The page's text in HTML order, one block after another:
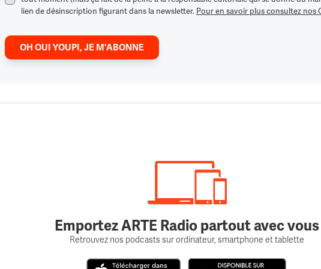
lien de désinscription figurant dans la newsletter. Pour en savoir plus consultez nos
OH OUI YOUPI, JE M'ABONNE
Emportez ARTE Radio partout avec vous
Retrouvez nos podcasts sur ordinateur, smartphone et tablette